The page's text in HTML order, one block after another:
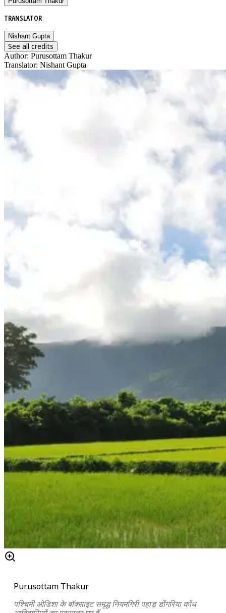
TRANSLATOR
Nishant Gupta
See all credits
Author: Purusottam Thakur
Translator: Nishant Gupta
Purusottam Thakur
पश्चिमी ओडिशा के बॉक्साइट समृद्ध नियमगिरी पहाड़ डोंगरिया कोंध